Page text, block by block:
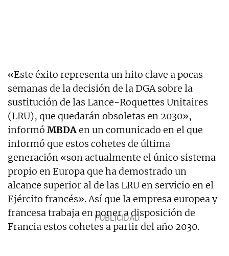
«Este éxito representa un hito clave a pocas
semanas de la decisión de la DGA sobre la
sustitución de las Lance-Roquettes Unitaires
(LRU), que quedarán obsoletas en 2030»,
informó MBDAen un comunicado en el que
informó que estos cohetes de última
generación «son actualmente el único sistema
propio en Europa que ha demostrado un
alcance superior al de las LRU en servicio en el
Ejército francés». Así que la empresa europea y
francesa trabaja en poner a disposición de
Francia estos cohetes a partir del año 2030.